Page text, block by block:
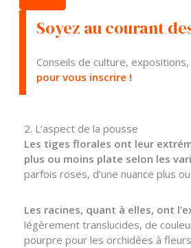
Soyez au courant
Conseils de culture,
pour vous inscrire !
2. L’aspect de la pousse
Les tiges florales ont leur
plus ou moins plate selon les
parfois roses, d’une nuance plus
Les racines, quant à elles, ont
légèrement translucides, de
pourpre pour les orchidées à